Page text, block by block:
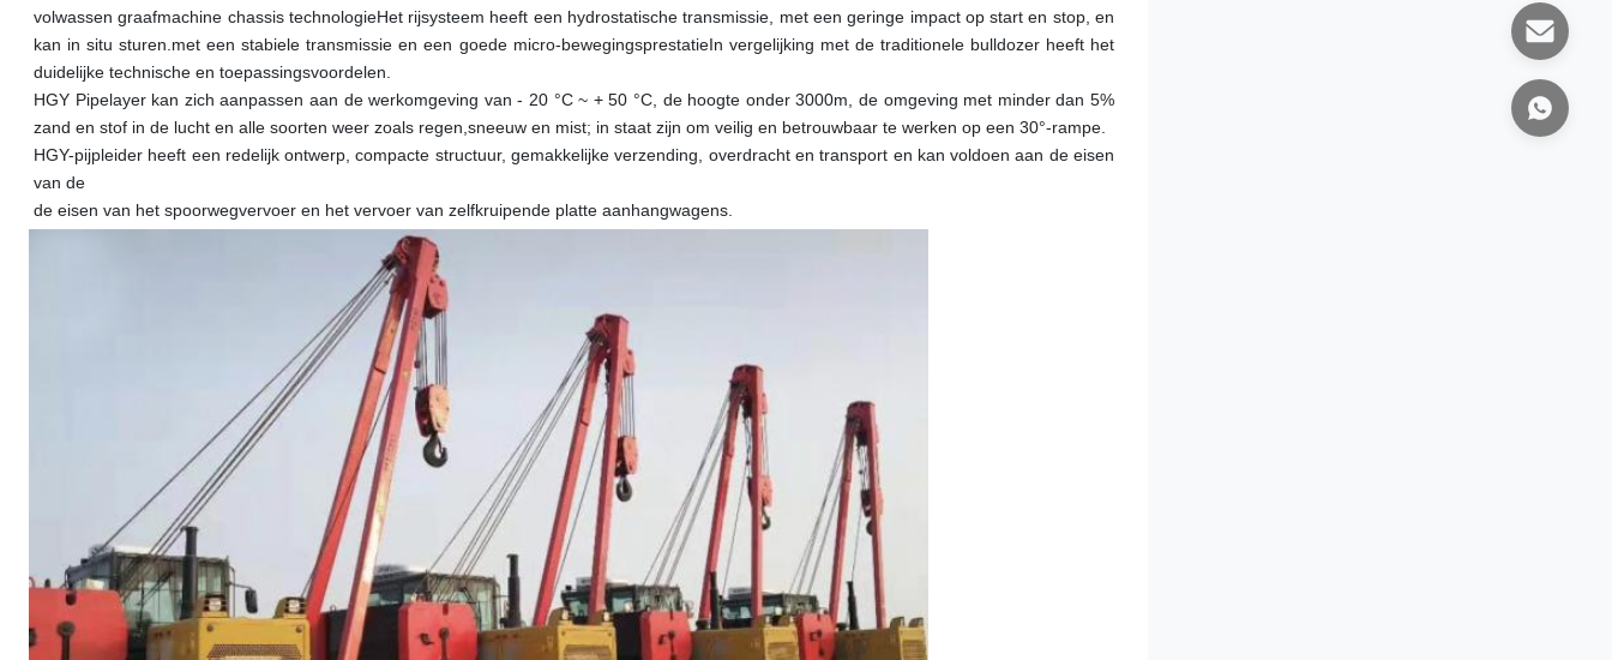
volwassen graafmachine chassis technologieHet rijsysteem heeft een hydrostatische transmissie, met een geringe impact op start en stop, en
kan in situ sturen.met een stabiele transmissie en een goede micro-bewegingsprestatieIn vergelijking met de traditionele bulldozer heeft het
duidelijke technische en toepassingsvoordelen.
HGY Pipelayer kan zich aanpassen aan de werkomgeving van - 20 °C ~ + 50 °C, de hoogte onder 3000m, de omgeving met minder dan 5%
zand en stof in de lucht en alle soorten weer zoals regen,sneeuw en mist; in staat zijn om veilig en betrouwbaar te werken op een 30°-rampe.
HGY-pijpleider heeft een redelijk ontwerp, compacte structuur, gemakkelijke verzending, overdracht en transport en kan voldoen aan de eisen
van de
de eisen van het spoorwegvervoer en het vervoer van zelfkruipende platte aanhangwagens.